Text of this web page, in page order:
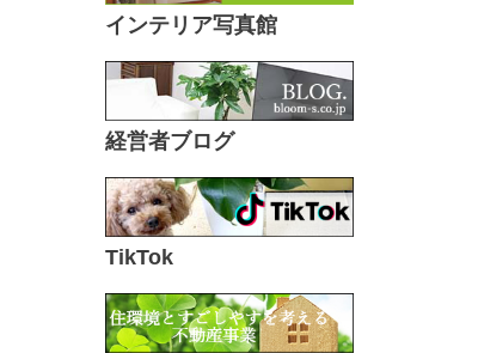
インテリア写真館
経営者ブログ
TikTok